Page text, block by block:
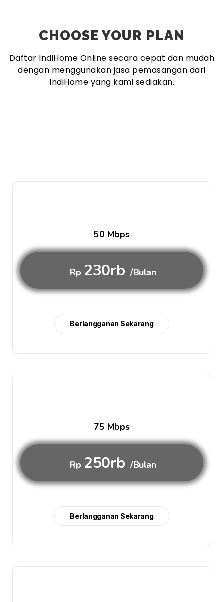
CHOOSE YOUR PLAN
Daftar IndiHome Online secara cepat dan mudah
dengan menggunakan jasa pemasangan dari
IndiHome yang kami sediakan.
50 Mbps
Rp 230rb /Bulan
Berlangganan Sekarang
75 Mbps
Rp 250rb /Bulan
Berlangganan Sekarang